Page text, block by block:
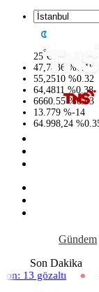
25°C
47,7436 %0.18
55,2510 %0.32
64,4811 %0.38
6660.55 %0.03
13.779 %-14
64.998,24 %
Gündem
Son Dakika
07:59Japonya'da